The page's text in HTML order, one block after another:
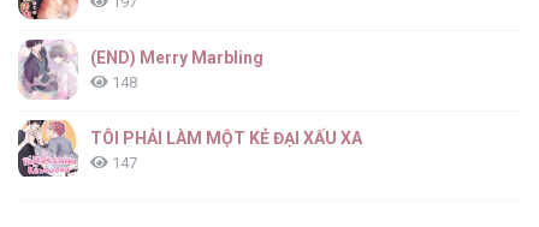
(END) Merry Marbling
148
TÔI PHẢI LÀM MỘT KẺ ĐẠI XẤU XA
147